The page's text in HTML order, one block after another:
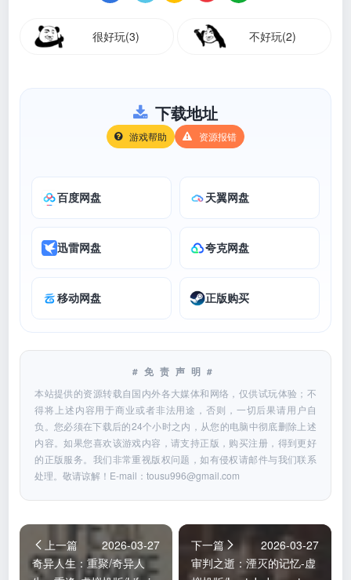
很好玩(3) 不好玩(2)
下载地址
游戏帮助 资源报错
百度网盘 天翼网盘
迅雷网盘 夸克网盘
移动网盘 正版购买
#免责声明#
本站提供的资源转载自国内外各大媒体和网络，仅供试玩体验；不
得将上述内容用于商业或者非法用途，否则，一切后果请用户自
负。您必须在下载后的24个小时之内，从您的电脑中彻底删除上述
内容。如果您喜欢该游戏内容，请支持正版，购买注册，得到更好
的正版服务。我们非常重视版权问题，如有侵权请邮件与我们联系
处理。敬请谅解！E-mail：tousu996@gmail.com
上一篇
2026-03-27
奇异人生：重聚/奇异人
下一篇
2026-03-27
审判之逝：湮灭的记忆-虚